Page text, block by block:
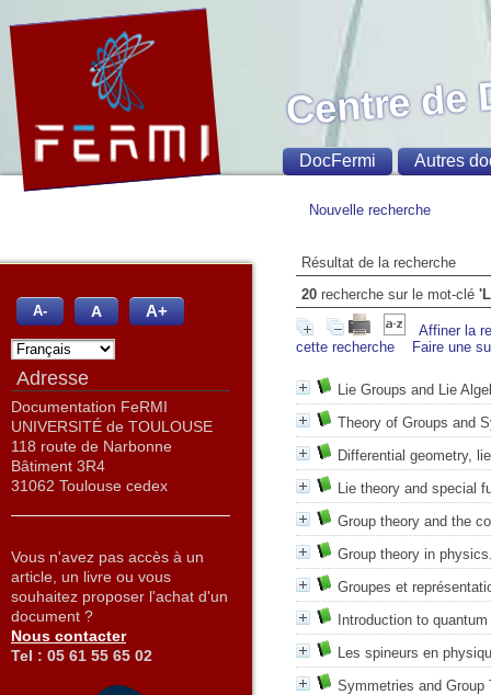
Nouvelle recherche
Résultat de la recherche
20 recherche sur le mot-clé
Affiner la
cette recherche
Faire une
Lie Groups and Lie
Theory of Groups and
Differential geometry,
Lie theory and special
Group theory and the
Group theory in
Groupes et
Introduction to
Les spineurs en
Symmetries and
Centre de
DocFermi Autres
A- A A+
Adresse
Documentation FeRMI
UNIVERSITÉ de TOULOUSE
118 route de Narbonne
Bâtiment 3R4
31062 Toulouse cedex
Vous n'avez pas accès à un
article, un livre ou vous
souhaitez proposer l'achat d'un
document ?
Nous contacter
Tel : 05 61 55 65 02